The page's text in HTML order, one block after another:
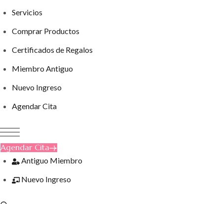
Servicios
Comprar Productos
Certificados de Regalos
Miembro Antiguo
Nuevo Ingreso
Agendar Cita
Agendar Cita
Antiguo Miembro
Nuevo Ingreso